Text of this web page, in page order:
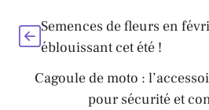
Semences de fleurs en
éblouissant cet été !
Cagoule de moto :
pour sécurité et